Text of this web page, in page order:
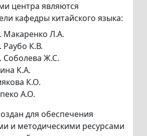
центра являются
кафедры китайского языка:
Макаренко Л.А.
Раубо К.В.
Соболева Ж.С.
К.А.
К.О.
А.О.
для обеспечения
и методическими ресурсами